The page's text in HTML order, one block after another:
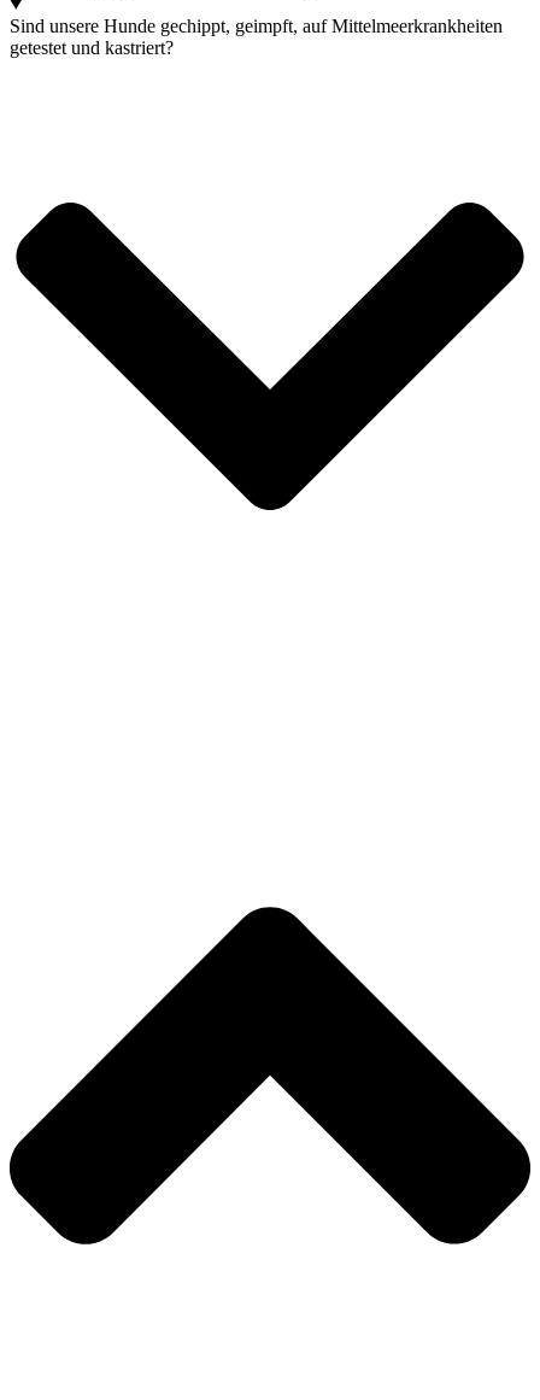
Sind unsere Hunde gechippt, geimpft, auf Mittelmeerkrankheiten
getestet und kastriert?